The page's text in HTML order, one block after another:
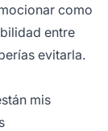
como
entre
evitarla.
mis